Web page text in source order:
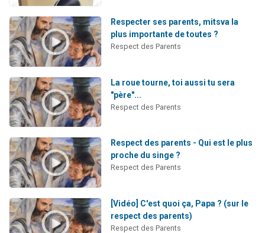
Respecter ses parents, mitsva la
plus importante de toutes ?
Respect des Parents
La roue tourne, toi aussi tu sera
"père"...
Respect des Parents
Respect des parents - Qui est le plus
proche du singe ?
Respect des Parents
[Vidéo] C'est quoi ça, Papa ? (sur le
respect des parents)
Respect des Parents